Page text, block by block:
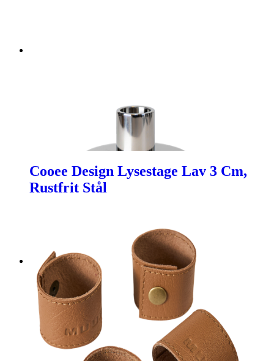
Cooee Design Lysestage Lav 3 Cm,
Rustfrit Stål